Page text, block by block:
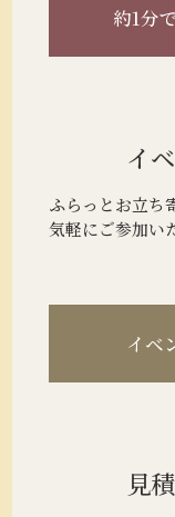
約1分
イ
ふらっとお立ち
気軽にご参加い
イベ
見